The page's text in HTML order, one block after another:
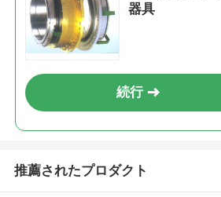
器具
続行
推薦されたプロダクト